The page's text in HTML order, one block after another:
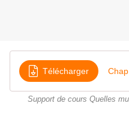
Télécharger
Support de cours Quelles